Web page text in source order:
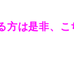
方は是非、